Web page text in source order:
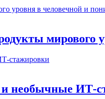
необычные